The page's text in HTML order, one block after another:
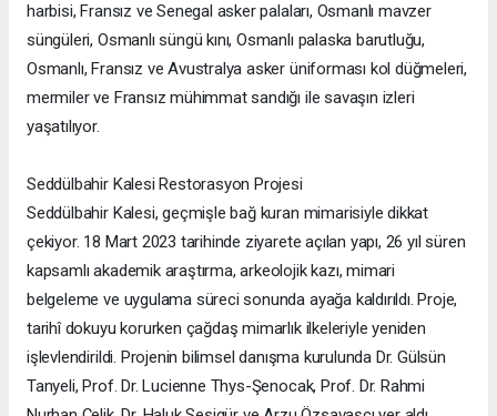
harbisi, Fransız ve Senegal asker palaları, Osmanlı mavzer
süngüleri, Osmanlı süngü kını, Osmanlı palaska barutluğu,
Osmanlı, Fransız ve Avustralya asker üniforması kol düğmeleri,
mermiler ve Fransız mühimmat sandığı ile savaşın izleri
yaşatılıyor.
Seddülbahir Kalesi Restorasyon Projesi
Seddülbahir Kalesi, geçmişle bağ kuran mimarisiyle dikkat
çekiyor. 18 Mart 2023 tarihinde ziyarete açılan yapı, 26 yıl süren
kapsamlı akademik araştırma, arkeolojik kazı, mimari
belgeleme ve uygulama süreci sonunda ayağa kaldırıldı. Proje,
tarihî dokuyu korurken çağdaş mimarlık ilkeleriyle yeniden
işlevlendirildi. Projenin bilimsel danışma kurulunda Dr. Gülsün
Tanyeli, Prof. Dr. Lucienne Thys-Şenocak, Prof. Dr. Rahmi